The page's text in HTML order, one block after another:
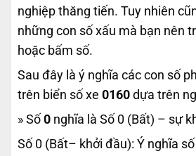
nghiệp thăng tiến. Tuy nhiên
những con số xấu mà bạn nên
hoặc bấm số.
Sau đây là ý nghĩa các con số
trên biển số xe 0160 dựa trên
» Số 0 nghĩa là Số 0 (Bất) – sự
Số 0 (Bất– khởi đầu): Ý nghĩa